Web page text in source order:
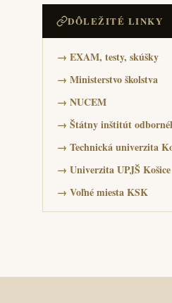
DÔLEŽITÉ LINKY
→ EXAM, testy, skúšky
→ Ministerstvo školstva
→ NUCEM
→ Štátny inštitút
→ Technická univerzita
→ Univerzita UPJŠ Košice
→ Voľné miesta KSK